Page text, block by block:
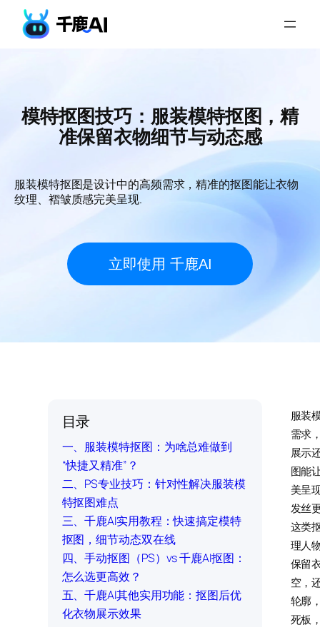
模特抠图技巧：服装模特抠图，精
准保留衣物细节与动态感
服装模特抠图是设计中的高频需求，精准的抠图能让衣物
纹理、褶皱质感完美呈现.
立即使用 千鹿AI
目录
一、服装模特抠图：为啥总难做到
“快捷又精准”？
二、PS专业技巧：针对性解决服装模
特抠图难点
三、千鹿AI实用教程：快速搞定模特
抠图，细节动态双在线
四、手动抠图（PS）vs 千鹿AI抠图：
怎么选更高效？
五、千鹿AI其他实用功能：抠图后优
化衣物展示效果
服装
需求
展示
图能
美呈
发丝
这类
理人
保留
空，
轮廓
死板